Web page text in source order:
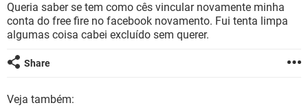
GUIA DE COMPRAS
INSTAGRAM GMAIL
GUIA DE COMPRAS
CELULAR FACEBOOK
OUTLOOK EXCEL
INSTAGRAM
Queria saber se tem como cês vincular novamente minha
conta do free fire no facebook novamento. Fui tenta limpa
algumas coisa cabei excluído sem querer.
Share
Veja também: